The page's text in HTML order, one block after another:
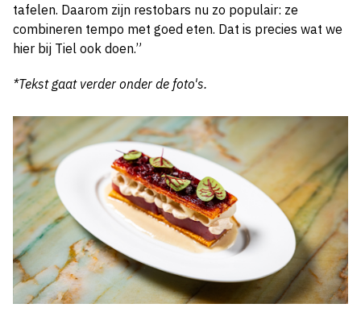
tafelen. Daarom zijn restobars nu zo populair: ze
combineren tempo met goed eten. Dat is precies wat we
hier bij Tiel ook doen.”
*Tekst gaat verder onder de foto's.